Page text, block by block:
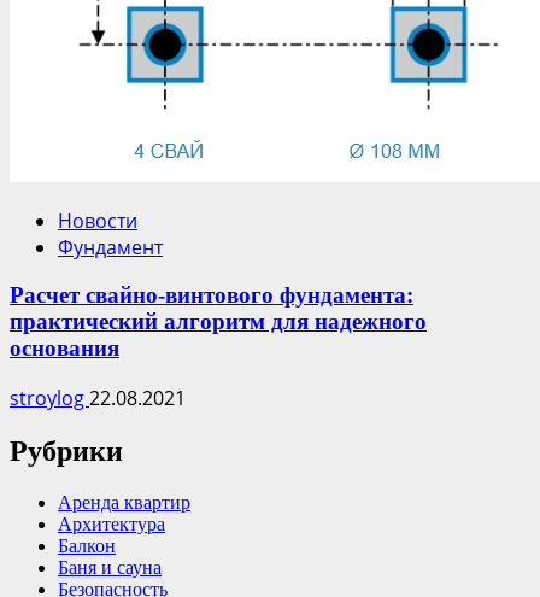
Новости
Фундамент
Расчет свайно-винтового фундамента:
практический алгоритм для надежного
основания
stroylog22.08.2021
Рубрики
Аренда квартир
Архитектура
Балкон
Баня и сауна
Безопасность